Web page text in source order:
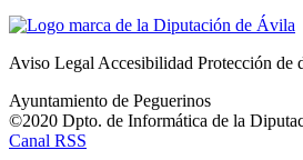
Aviso LegalAccesibilidad Protección de
Ayuntamiento de Peguerinos
©2020 Dpto. de Informática de la
Canal RSS